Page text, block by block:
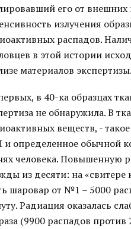
его от
излучения
распадов.
в этой истории
материалов экспертизы.
в 40-ка образцах
не обнаружила. В
веществ, -
определенное обычной
человека. Повышенную
из десяти: на
шаровар от №1 – 5000
Радиация оказалась
(9900 распадов